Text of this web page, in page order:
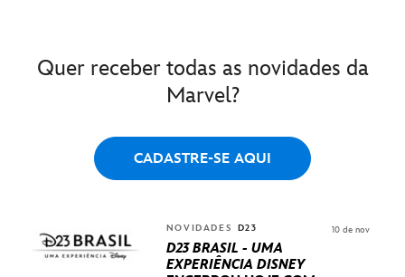
Quer receber todas as novidades da
Marvel?
CADASTRE-SE AQUI
NOVIDADES D23
D23 BRASIL - UMA
EXPERIÊNCIA DISNEY
10 de nov